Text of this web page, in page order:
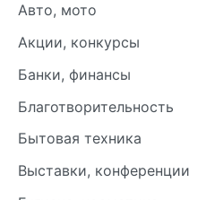
Авто, мото
Акции, конкурсы
Банки, финансы
Благотворительность
Бытовая техника
Выставки, конференции